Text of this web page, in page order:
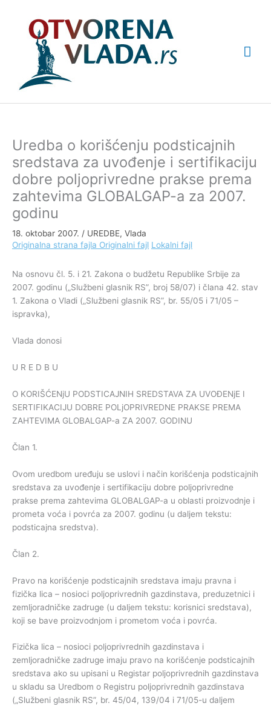
Uredba o korišćenju podsticajnih
sredstava za uvođenje i sertifikaciju
dobre poljoprivredne prakse prema
zahtevima GLOBALGAP-a za 2007.
godinu
18. oktobar 2007. / UREDBE, Vlada
Originalna strana fajla Originalni fajl Lokalni fajl
Na osnovu čl. 5. i 21. Zakona o budžetu Republike Srbije za
2007. godinu („Službeni glasnik RS”, broj 58/07) i člana 42. stav
1. Zakona o Vladi („Službeni glasnik RS”, br. 55/05 i 71/05 –
ispravka),
Vlada donosi
U R E D B U
O KORIŠĆENjU PODSTICAJNIH SREDSTAVA ZA UVOĐENjE I
SERTIFIKACIJU DOBRE POLjOPRIVREDNE PRAKSE PREMA
ZAHTEVIMA GLOBALGAP-a ZA 2007. GODINU
Član 1.
Ovom uredbom uređuju se uslovi i način korišćenja podsticajnih
sredstava za uvođenje i sertifikaciju dobre poljoprivredne
prakse prema zahtevima GLOBALGAP-a u oblasti proizvodnje i
prometa voća i povrća za 2007. godinu (u daljem tekstu:
podsticajna sredstva).
Član 2.
Pravo na korišćenje podsticajnih sredstava imaju pravna i
fizička lica – nosioci poljoprivrednih gazdinstava, preduzetnici i
zemljoradničke zadruge (u daljem tekstu: korisnici sredstava),
koji se bave proizvodnjom i prometom voća i povrća.
Fizička lica – nosioci poljoprivrednih gazdinstava i
zemljoradničke zadruge imaju pravo na korišćenje podsticajnih
sredstava ako su upisani u Registar poljoprivrednih gazdinstava
u skladu sa Uredbom o Registru poljoprivrednih gazdinstava
(„Službeni glasnik RS”, br. 45/04, 139/04 i 71/05-u daljem